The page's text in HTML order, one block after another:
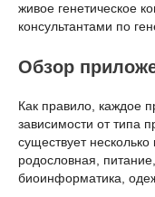
живое генетическое
консультантами по
Обзор
Как правило, каждое
зависимости от типа
существует
родословная,
биоинформатика,